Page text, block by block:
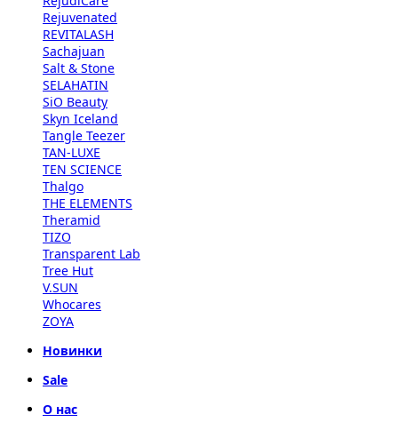
Rejuvenated
REVITALASH
Sachajuan
Salt & Stone
SELAHATIN
SiO Beauty
Skyn Iceland
Tangle Teezer
TAN-LUXE
TEN SCIENCE
Thalgo
THE ELEMENTS
Theramid
TIZO
Transparent Lab
Tree Hut
V.SUN
Whocares
ZOYA
Новинки
Sale
О нас